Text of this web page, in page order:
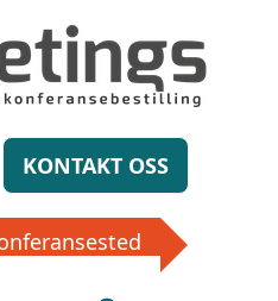
KONTAKT OSS
vent